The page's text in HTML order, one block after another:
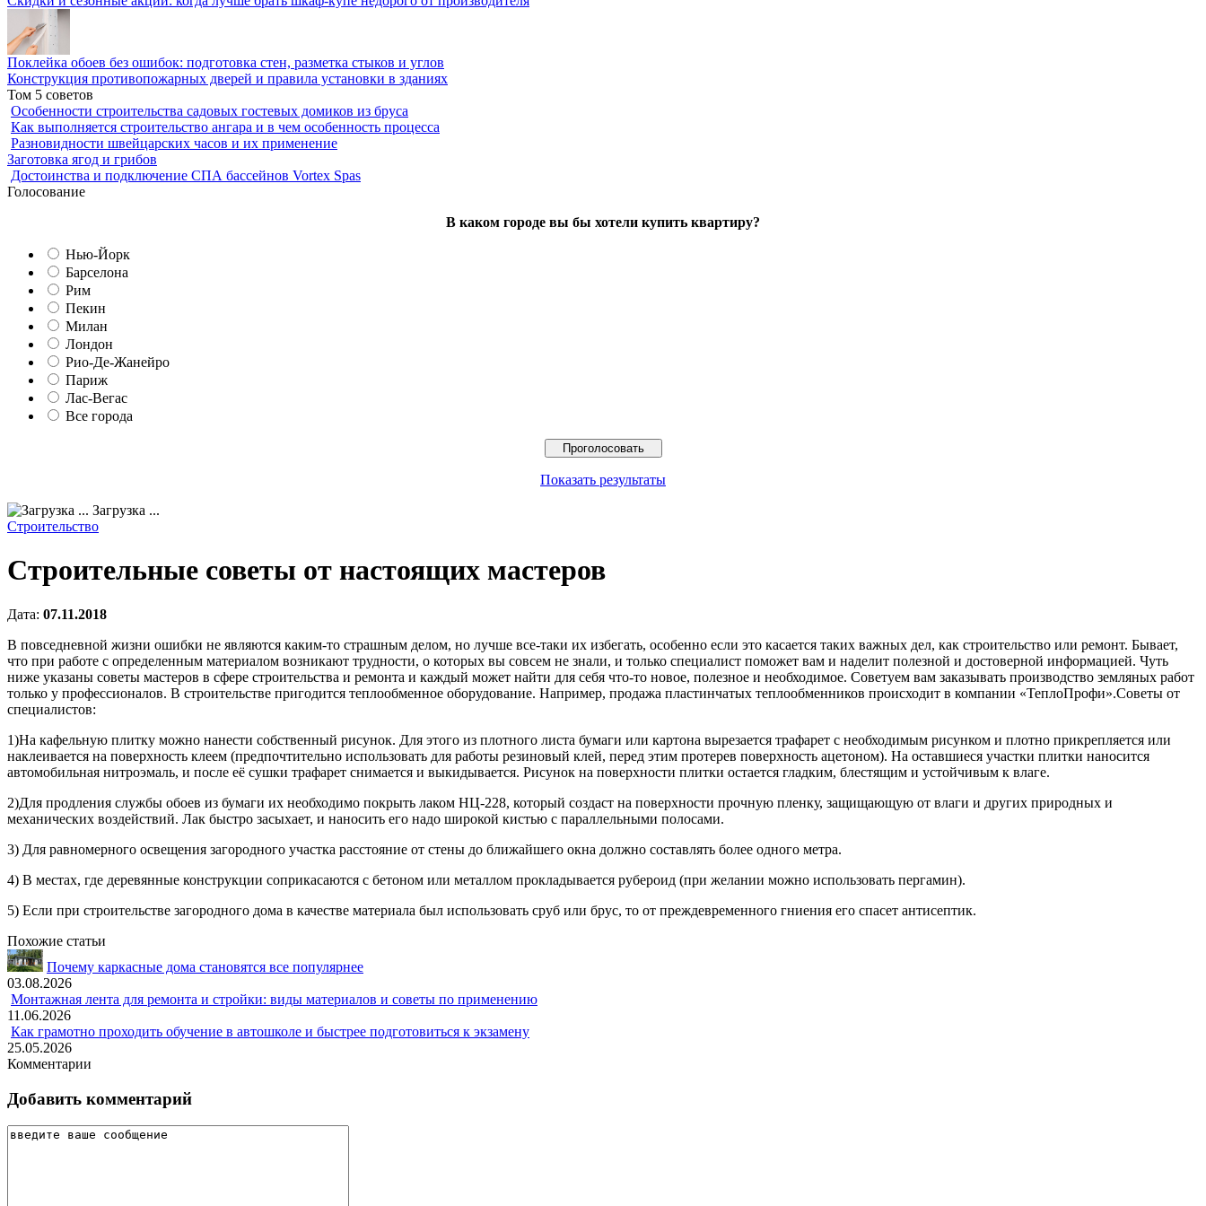
Поклейка обоев без ошибок: подготовка стен, разметка стыков и углов
Конструкция противопожарных дверей и правила установки в зданиях
Том 5 советов
Особенности строительства садовых гостевых домиков из бруса
Как выполняется строительство ангара и в чем особенность процесса
Разновидности швейцарских часов и их применение
Заготовка ягод и грибов
Достоинства и подключение СПА бассейнов Vortex Spas
Голосование
В каком городе вы бы хотели купить квартиру?
Нью-Йорк
Барселона
Рим
Пекин
Милан
Лондон
Рио-Де-Жанейро
Париж
Лас-Вегас
Все города
Показать результаты
Загрузка ...
Строительство
Строительные советы от настоящих мастеров
Дата: 07.11.2018
В повседневной жизни ошибки не являются каким-то страшным делом, но лучше все-таки их избегать, особенно если это касается таких важных дел, как строительство или ремонт. Бывает,
что при работе с определенным материалом возникают трудности, о которых вы совсем не знали, и только специалист поможет вам и наделит полезной и достоверной информацией. Чуть
ниже указаны советы мастеров в сфере строительства и ремонта и каждый может найти для себя что-то новое, полезное и необходимое. Советуем вам заказывать производство земляных работ
только у профессионалов. В строительстве пригодится теплообменное оборудование. Например, продажа пластинчатых теплообменников происходит в компании «ТеплоПрофи».Советы от
специалистов:
1)На кафельную плитку можно нанести собственный рисунок. Для этого из плотного листа бумаги или картона вырезается трафарет с необходимым рисунком и плотно прикрепляется или
наклеивается на поверхность клеем (предпочтительно использовать для работы резиновый клей, перед этим протерев поверхность ацетоном). На оставшиеся участки плитки наносится
автомобильная нитроэмаль, и после её сушки трафарет снимается и выкидывается. Рисунок на поверхности плитки остается гладким, блестящим и устойчивым к влаге.
2)Для продления службы обоев из бумаги их необходимо покрыть лаком НЦ-228, который создаст на поверхности прочную пленку, защищающую от влаги и других природных и
механических воздействий. Лак быстро засыхает, и наносить его надо широкой кистью с параллельными полосами.
3) Для равномерного освещения загородного участка расстояние от стены до ближайшего окна должно составлять более одного метра.
4) В местах, где деревянные конструкции соприкасаются с бетоном или металлом прокладывается рубероид (при желании можно использовать пергамин).
5) Если при строительстве загородного дома в качестве материала был использовать сруб или брус, то от преждевременного гниения его спасет антисептик.
Похожие статьи
Почему каркасные дома становятся все популярнее
03.08.2026
Монтажная лента для ремонта и стройки: виды материалов и советы по применению
11.06.2026
Как грамотно проходить обучение в автошколе и быстрее подготовиться к экзамену
25.05.2026
Комментарии
Добавить комментарий